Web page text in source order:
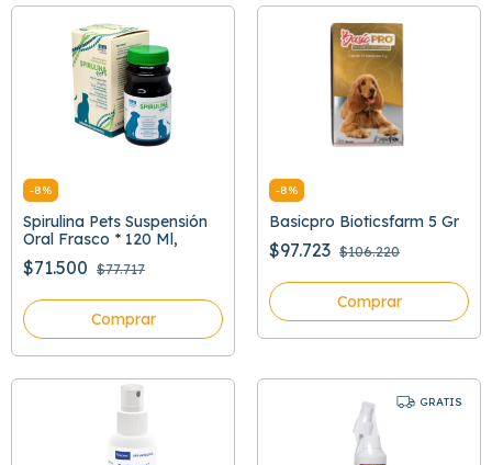
-8%
Spirulina Pets Suspensión
Oral Frasco * 120 Ml,
$71.500 $77.717
Comprar
-8%
Basicpro Bioticsfarm 5 Gr
$97.723 $106.220
Comprar
GRATIS